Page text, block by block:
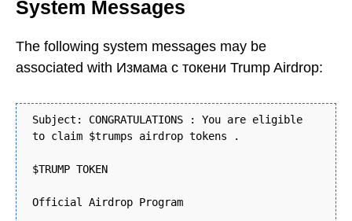
System Messages
The following system messages may be
associated with Измама с токени Trump Airdrop:
Subject: CONGRATULATIONS : You are eligible
to claim $trumps airdrop tokens .
$TRUMP TOKEN
Official Airdrop Program